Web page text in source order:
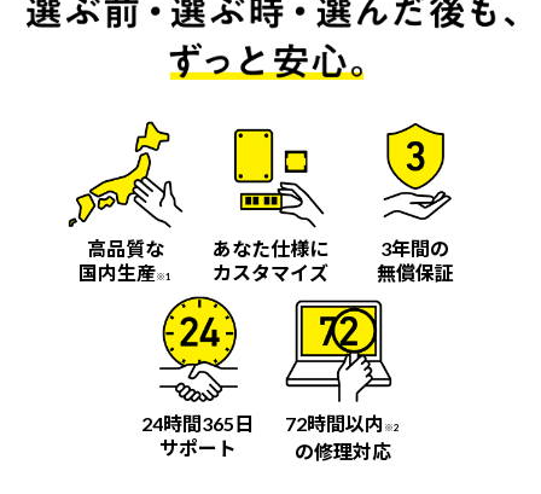
高品質な
国内生産※1
あなた仕様に
カスタマイズ
3年間の
無償保証
24時間365日
サポート
72時間以内 ※2
の修理対応